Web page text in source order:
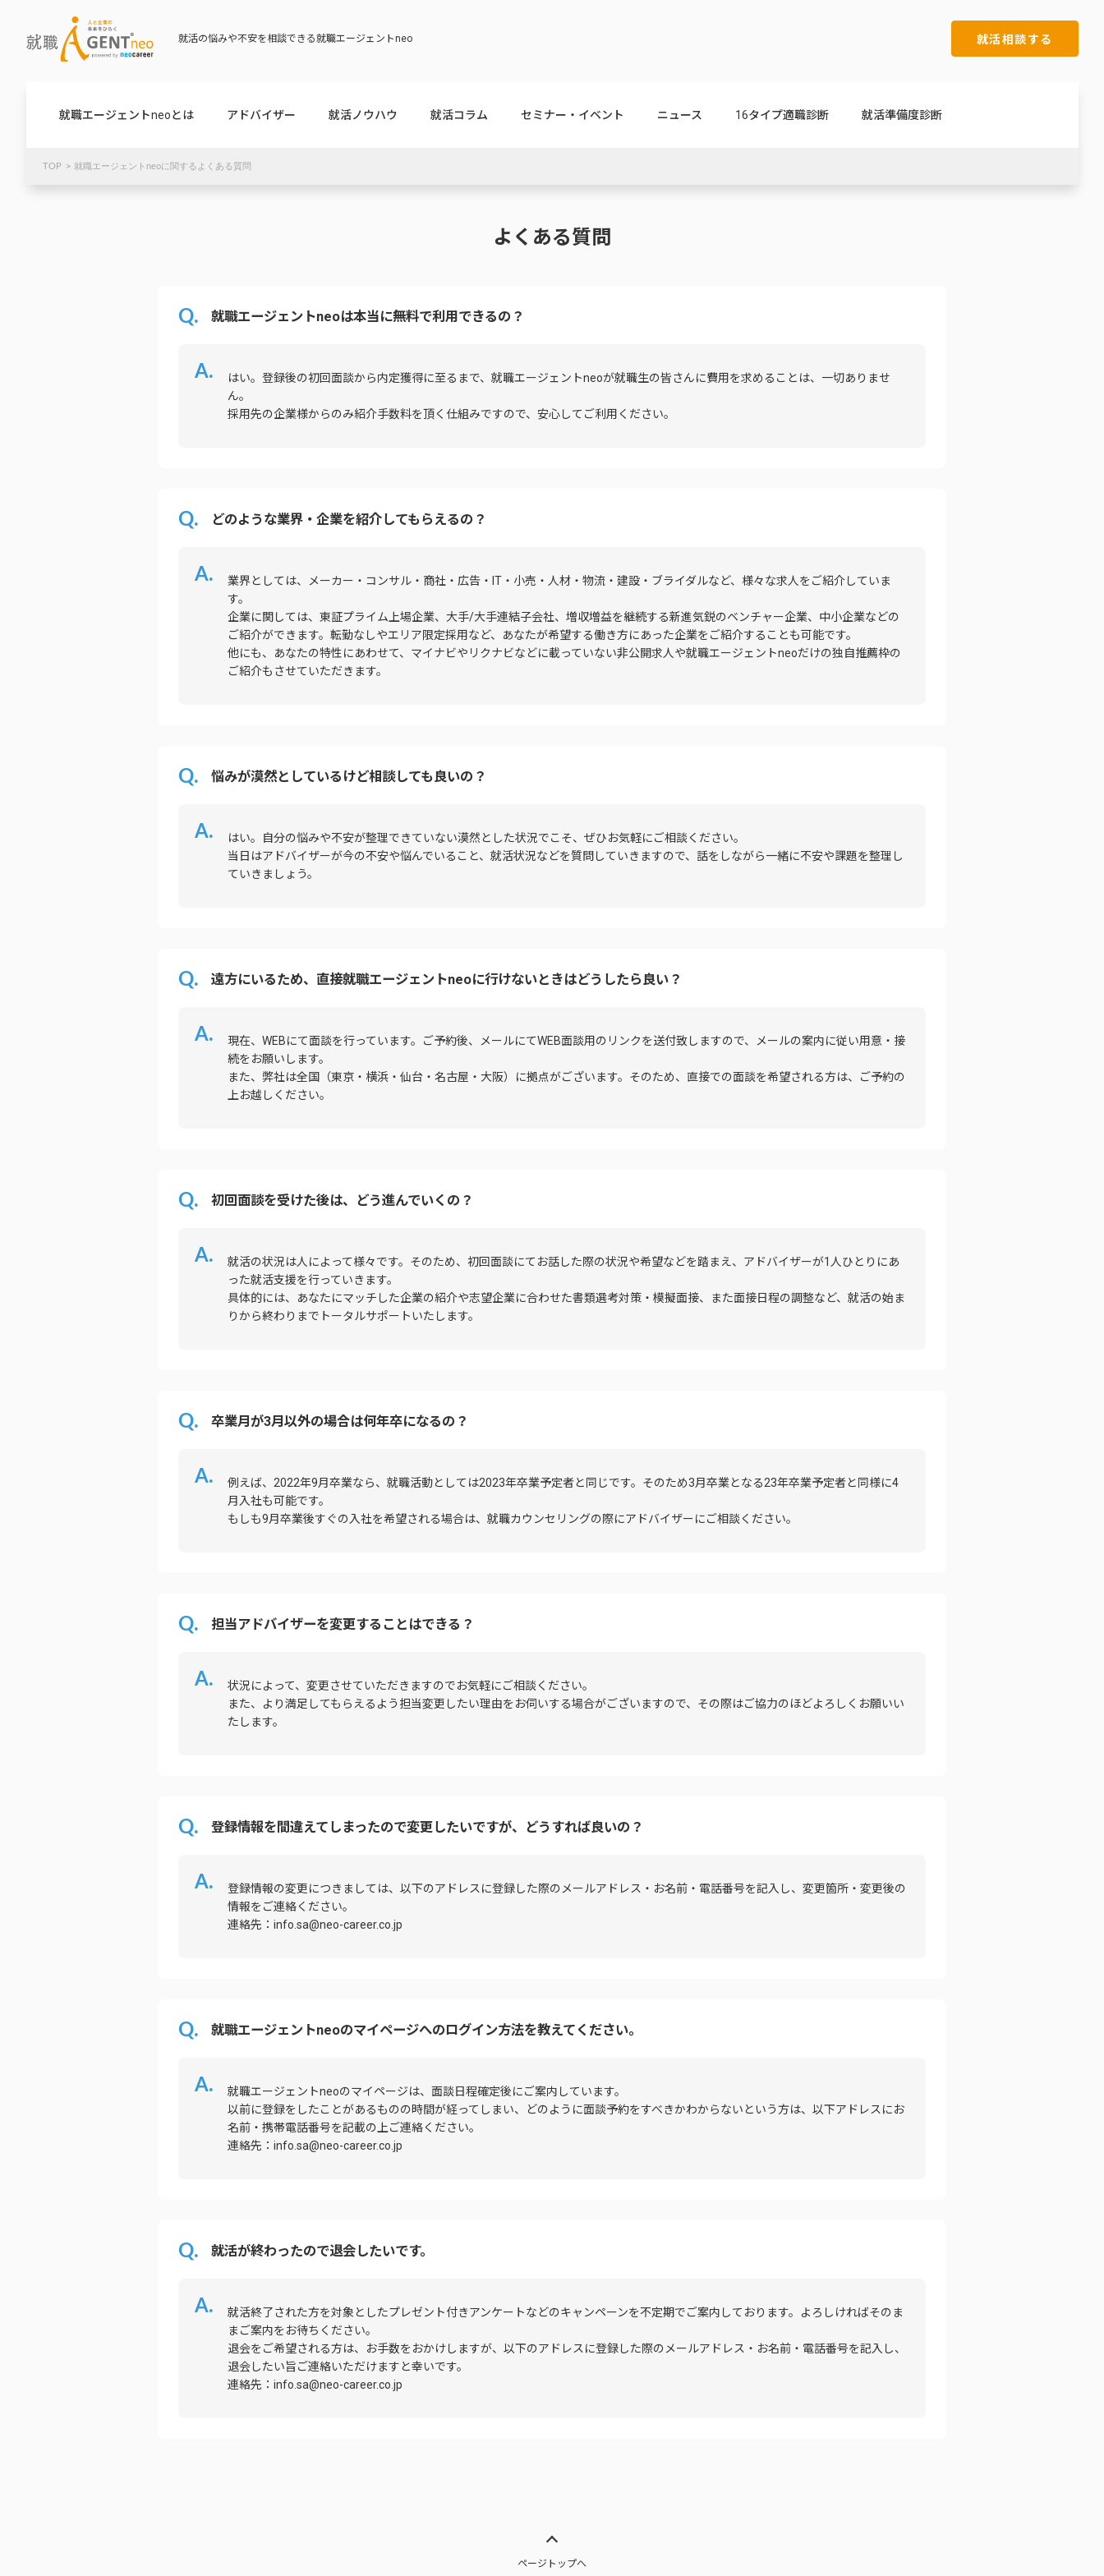
就活の悩みや不安を相談できる就職エージェントneo 就活相談する
就職エージェントneoとは アドバイザー 就活ノウハウ 就活コラム セミナー・イベント ニュース 16タイプ適職診断 就活準備度診断
TOP 就職エージェントneoに関するよくある質問
よくある質問
就職エージェントneoは本当に無料で利用できるの？
はい。登録後の初回面談から内定獲得に至るまで、就職エージェントneoが就職生の皆さんに費用を求めることは、一切ありませ
ん。
採用先の企業様からのみ紹介手数料を頂く仕組みですので、安心してご利用ください。
どのような業界・企業を紹介してもらえるの？
業界としては、メーカー・コンサル・商社・広告・IT・小売・人材・物流・建設・ブライダルなど、様々な求人をご紹介していま
す。
企業に関しては、東証プライム上場企業、大手/大手連結子会社、増収増益を継続する新進気鋭のベンチャー企業、中小企業などの
ご紹介ができます。転勤なしやエリア限定採用など、あなたが希望する働き方にあった企業をご紹介することも可能です。
他にも、あなたの特性にあわせて、マイナビやリクナビなどに載っていない非公開求人や就職エージェントneoだけの独自推薦枠の
ご紹介もさせていただきます。
悩みが漠然としているけど相談しても良いの？
はい。自分の悩みや不安が整理できていない漠然とした状況でこそ、ぜひお気軽にご相談ください。
当日はアドバイザーが今の不安や悩んでいること、就活状況などを質問していきますので、話をしながら一緒に不安や課題を整理し
ていきましょう。
遠方にいるため、直接就職エージェントneoに行けないときはどうしたら良い？
現在、WEBにて面談を行っています。ご予約後、メールにてWEB面談用のリンクを送付致しますので、メールの案内に従い用意・接
続をお願いします。
また、弊社は全国（東京・横浜・仙台・名古屋・大阪）に拠点がございます。そのため、直接での面談を希望される方は、ご予約の
上お越しください。
初回面談を受けた後は、どう進んでいくの？
就活の状況は人によって様々です。そのため、初回面談にてお話した際の状況や希望などを踏まえ、アドバイザーが1人ひとりにあ
った就活支援を行っていきます。
具体的には、あなたにマッチした企業の紹介や志望企業に合わせた書類選考対策・模擬面接、また面接日程の調整など、就活の始ま
りから終わりまでトータルサポートいたします。
卒業月が3月以外の場合は何年卒になるの？
例えば、2022年9月卒業なら、就職活動としては2023年卒業予定者と同じです。そのため3月卒業となる23年卒業予定者と同様に4
月入社も可能です。
もしも9月卒業後すぐの入社を希望される場合は、就職カウンセリングの際にアドバイザーにご相談ください。
担当アドバイザーを変更することはできる？
状況によって、変更させていただきますのでお気軽にご相談ください。
また、より満足してもらえるよう担当変更したい理由をお伺いする場合がございますので、その際はご協力のほどよろしくお願いい
たします。
登録情報を間違えてしまったので変更したいですが、どうすれば良いの？
登録情報の変更につきましては、以下のアドレスに登録した際のメールアドレス・お名前・電話番号を記入し、変更箇所・変更後の
情報をご連絡ください。
連絡先：info.sa@neo-career.co.jp
就職エージェントneoのマイページへのログイン方法を教えてください。
就職エージェントneoのマイページは、面談日程確定後にご案内しています。
以前に登録をしたことがあるものの時間が経ってしまい、どのように面談予約をすべきかわからないという方は、以下アドレスにお
名前・携帯電話番号を記載の上ご連絡ください。
連絡先：info.sa@neo-career.co.jp
就活が終わったので退会したいです。
就活終了された方を対象としたプレゼント付きアンケートなどのキャンペーンを不定期でご案内しております。よろしければそのま
まご案内をお待ちください。
退会をご希望される方は、お手数をおかけしますが、以下のアドレスに登録した際のメールアドレス・お名前・電話番号を記入し、
退会したい旨ご連絡いただけますと幸いです。
連絡先：info.sa@neo-career.co.jp
ページトップへ